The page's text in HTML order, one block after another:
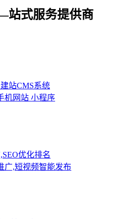
站式服务提供商
站CMS系统
机网站 小程序
优化排名
广,短视频智能发布